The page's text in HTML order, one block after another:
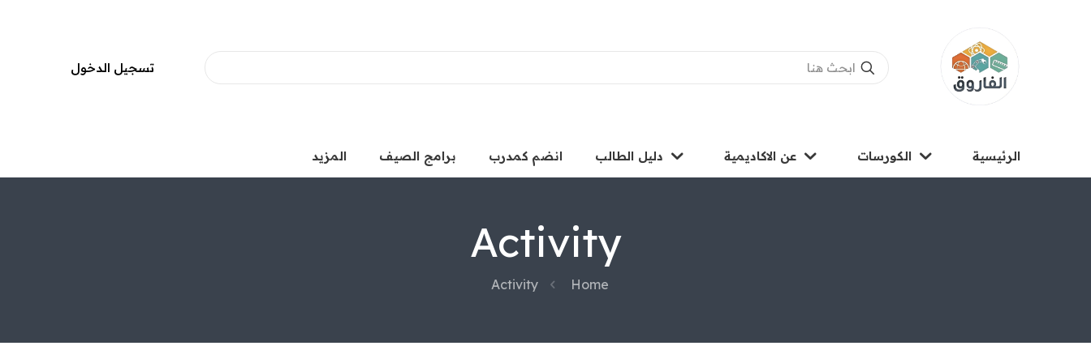
تسجيل الدخول
الرئيسية الكورسات عن الاكاديمية دليل الطالب انضم كمدرب برامج الصيف المزيد
Activity
Home
Activity